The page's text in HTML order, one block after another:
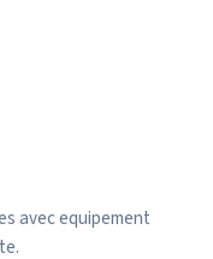
avec equipement